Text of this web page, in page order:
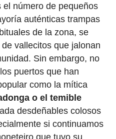
el número de pequeños
auténticas trampas
de la zona, se
vallecitos que jalonan
Sin embargo, no
puertos que han
como la mítica
o el temible
desdeñables colosos
si continuamos
que tuvo su